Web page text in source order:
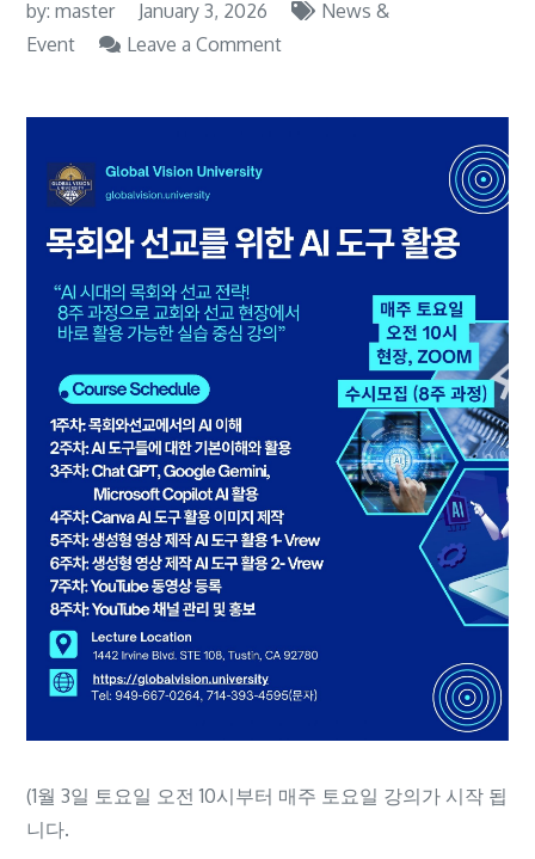
by:master January 3, 2026
News &
Event
Leave a Commenton
를
한
활
8
주
과
(1월 3일 토요일 오전 10시부터 매주 토요일 강의가 시작 됩
니다.